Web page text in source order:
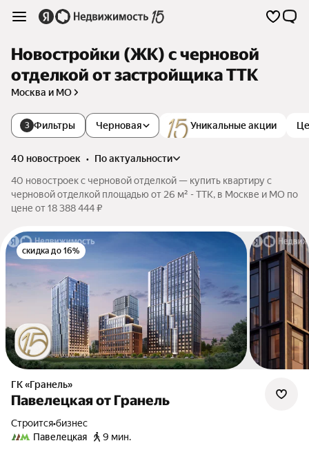
Новостройки (ЖК) с черновой
отделкой от застройщика ТТК
Москва и МО
3 Фильтры Уникальные акции
Черновая
40 новостроек •
по актуальности
40 новостроек с черновой отделкой — купить квартиру с
черновой отделкой площадью от 26 м² - ТТК, в Москве и МО по
цене от 18 388 444 ₽
скидка до 16%
ГК «Гранель»
Павелецкая от Гранель
Строится•бизнес
Павелецкая
9 мин.